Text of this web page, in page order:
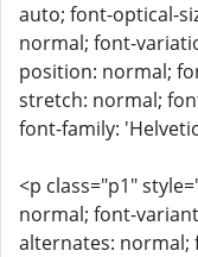
auto; font-optical-
normal; font-
position: normal;
stretch: normal;
font-family:
<p class="p1"
normal; font-
alternates: normal;